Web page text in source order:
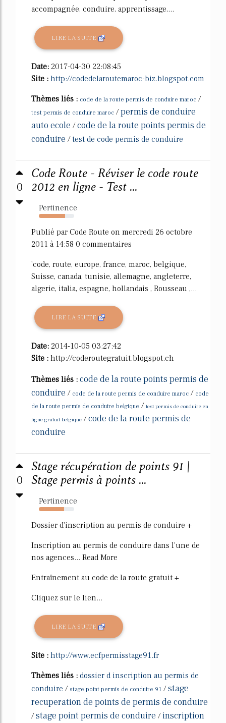
accompagnée, conduire, apprentissage,...
LIRE LA SUITE
Date: 2017-04-30 22:08:45
Site : http://codedelaroutemaroc-biz.blogspot.com
Thèmes liés : code de la route permis de conduire maroc /
test permis de conduire maroc /permis de conduire
auto ecole /code de la route points permis de
conduire /test de code permis de conduire
0
Code Route - Réviser le code route
2012 en ligne - Test ...
Pertinence
74%
Publié par Code Route on mercredi 26 octobre
2011 à 14:58 0 commentaires
'code, route, europe, france, maroc, belgique,
Suisse, canada, tunisie, allemagne, angleterre,
algerie, italia, espagne, hollandais , Rousseau ,...
LIRE LA SUITE
Date: 2014-10-05 03:27:42
Site : http://coderoutegratuit.blogspot.ch
Thèmes liés : code de la route points permis de
conduire / code de la route permis de conduire maroc / code
de la route permis de conduire belgique / test permis de conduire en
ligne gratuit belgique /code de la route permis de
conduire
0
Stage récupération de points 91 |
Stage permis à points ...
Pertinence
72%
Dossier d'inscription au permis de conduire +
Inscription au permis de conduire dans l'une de
nos agences... Read More
Entraînement au code de la route gratuit +
Cliquez sur le lien...
LIRE LA SUITE
Site : http://www.ecfpermisstage91.fr
Thèmes liés : dossier d inscription au permis de
conduire / stage point permis de conduire 91 /stage
recuperation de points de permis de conduire
/stage point permis de conduire /inscription